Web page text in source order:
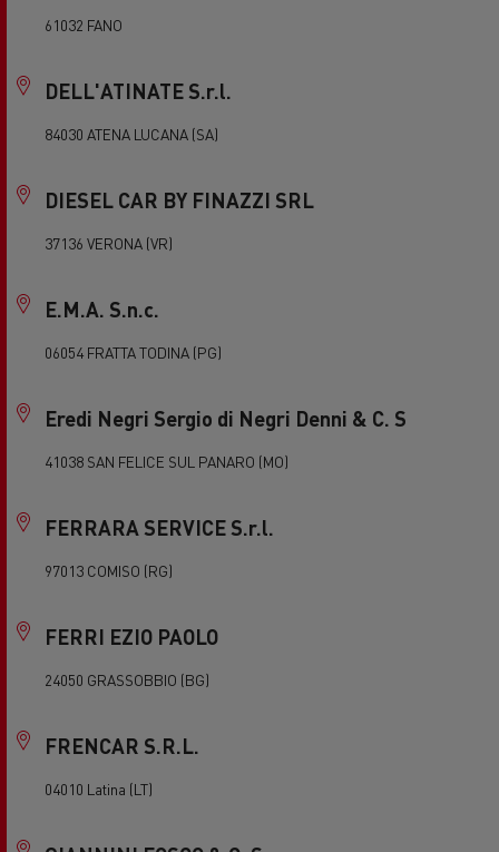
61032 FANO
DELL'ATINATE S.r.l.
84030 ATENA LUCANA (SA)
DIESEL CAR BY FINAZZI SRL
37136 VERONA (VR)
E.M.A. S.n.c.
06054 FRATTA TODINA (PG)
Eredi Negri Sergio di Negri Denni & C. S
41038 SAN FELICE SUL PANARO (MO)
FERRARA SERVICE S.r.l.
97013 COMISO (RG)
FERRI EZIO PAOLO
24050 GRASSOBBIO (BG)
FRENCAR S.R.L.
04010 Latina (LT)